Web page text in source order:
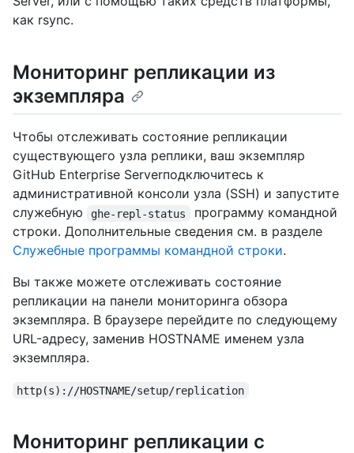
как rsync.
Мониторинг репликации из
экземпляра
Чтобы отслеживать состояние репликации
существующего узла реплики, ваш экземпляр
GitHub Enterprise Serverподключитесь к
административной консоли узла (SSH) и запустите
служебную
ghe-repl-status
программу командной
строки. Дополнительные сведения см. в разделе
Служебные программы командной строки.
Вы также можете отслеживать состояние
репликации на панели мониторинга обзора
экземпляра. В браузере перейдите по следующему
URL-адресу, заменив HOSTNAME именем узла
экземпляра.
http(s)://HOSTNAME/setup/replication
Мониторинг репликации с